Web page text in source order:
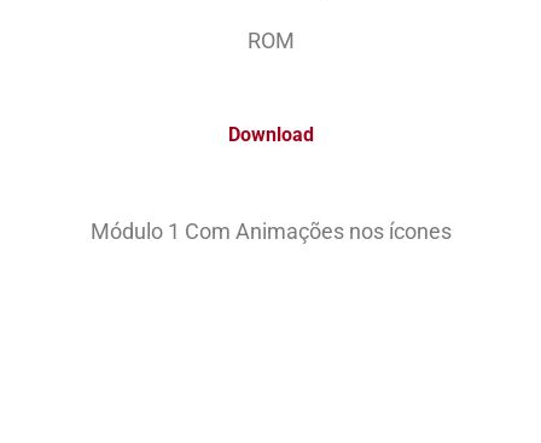
ROM
Download
Módulo 1 Com Animações nos ícones